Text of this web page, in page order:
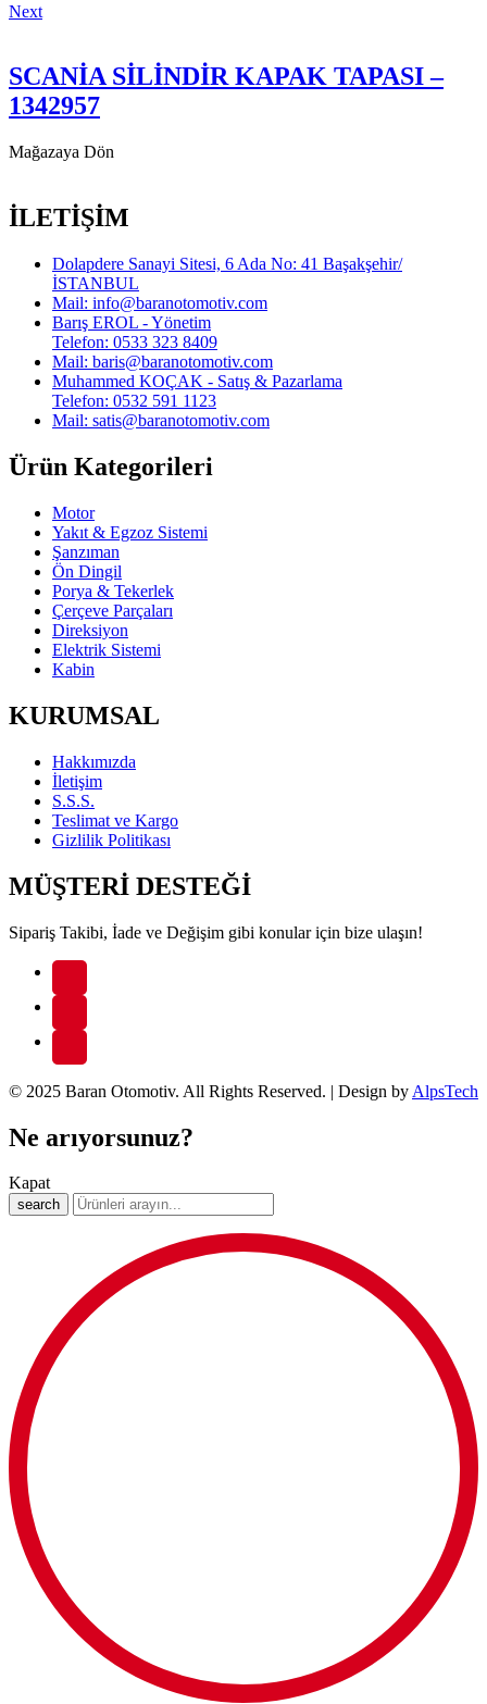
Next
SCANİA SİLİNDİR KAPAK TAPASI –
1342957
Mağazaya Dön
İLETİŞİM
Dolapdere Sanayi Sitesi, 6 Ada No: 41 Başakşehir/
İSTANBUL
Mail: info@baranotomotiv.com
Barış EROL - Yönetim
Telefon: 0533 323 8409
Mail: baris@baranotomotiv.com
Muhammed KOÇAK - Satış & Pazarlama
Telefon: 0532 591 1123
Mail: satis@baranotomotiv.com
Ürün Kategorileri
Motor
Yakıt & Egzoz Sistemi
Şanzıman
Ön Dingil
Porya & Tekerlek
Çerçeve Parçaları
Direksiyon
Elektrik Sistemi
Kabin
KURUMSAL
Hakkımızda
İletişim
S.S.S.
Teslimat ve Kargo
Gizlilik Politikası
MÜŞTERİ DESTEĞİ
Sipariş Takibi, İade ve Değişim gibi konular için bize ulaşın!
© 2025 Baran Otomotiv. All Rights Reserved. | Design by AlpsTech
Ne arıyorsunuz?
Kapat
search